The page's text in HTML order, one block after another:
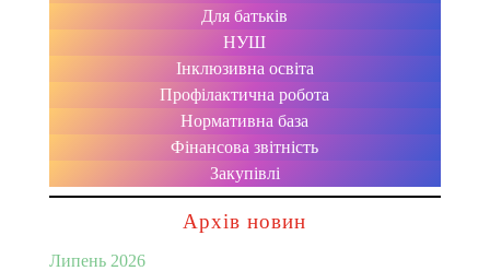
Для батьків
НУШ
Інклюзивна освіта
Профілактична робота
Нормативна база
Фінансова звітність
Закупівлі
Архів новин
Липень 2026